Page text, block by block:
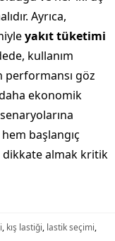
Ayrıca,
yakıt tüketimi
kullanım
performansı göz
ekonomik
başlangıç
almak kritik
, kış lastiği, lastik seçimi,